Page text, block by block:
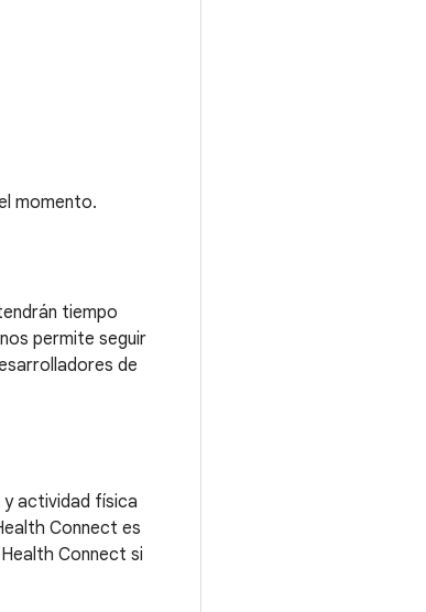
momento.
tiempo
permite seguir
de
y actividad física
Connect es
Connect si